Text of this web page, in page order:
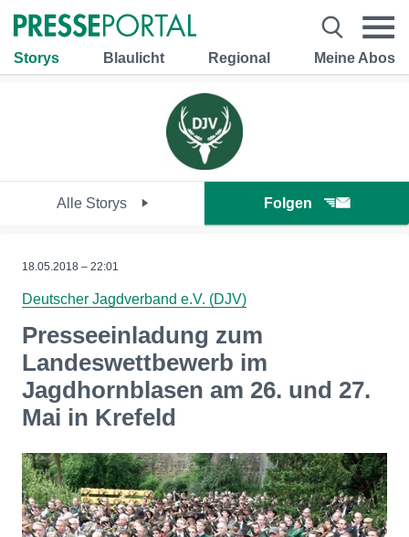
Storys Blaulicht Regional Meine Abos
Alle Storys Folgen
18.05.2018 – 22:01
Deutscher Jagdverband e.V. (DJV)
Presseeinladung zum
Landeswettbewerb im
Jagdhornblasen am 26. und 27.
Mai in Krefeld